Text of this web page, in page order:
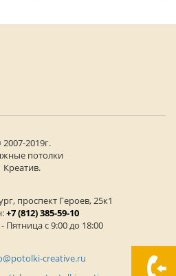
2019г.
потолки
Креатив.
проспект Героев, 25к1
+7 (812) 385-59-10
Пятница с 9:00 до 18:00
creative.ru